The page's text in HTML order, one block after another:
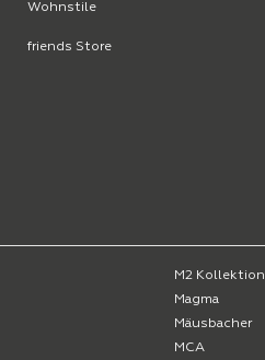
Wohnstile
friends Store
M2 Kollektion
Magma
Mäusbacher
MCA